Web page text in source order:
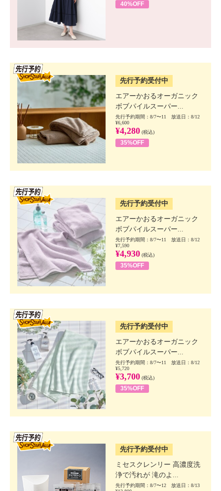
40%OFF
先行予約受付中
エアーかおるオーガニック
ボブパイルスーパー...
先行予約期間：8/7〜11 放送日：8/12
¥6,600
¥4,280 (税込)
35%OFF
先行予約受付中
エアーかおるオーガニック
ボブパイルスーパー...
先行予約期間：8/7〜11 放送日：8/12
¥7,590
¥4,930 (税込)
35%OFF
先行予約受付中
エアーかおるオーガニック
ボブパイルスーパー...
先行予約期間：8/7〜11 放送日：8/12
¥5,720
¥3,700 (税込)
35%OFF
先行予約受付中
ミセスクレンリー 高濃度洗
浄で汚れが 滝のよ...
先行予約期間：8/7〜12 放送日：8/13